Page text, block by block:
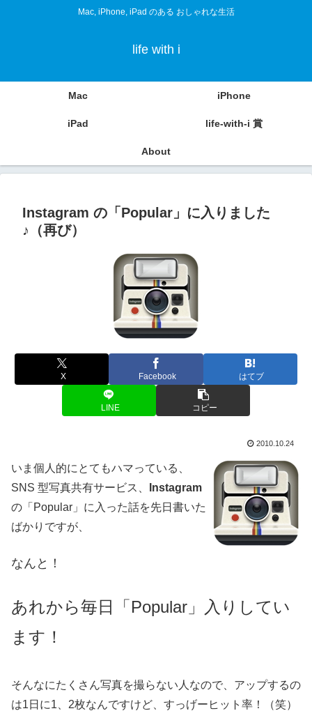
Mac, iPhone, iPad のある おしゃれな生活
life with i
Mac iPhone
iPad life-with-i 賞
About
Instagram の「Popular」に入りました
♪（再び）
X Facebook はてブ
LINE コピー
2010.10.24
いま個人的にとてもハマっている、
SNS 型写真共有サービス、
Instagram
の「Popular」に入った話を先日書いた
ばかりですが、
なんと！
あれから毎日「Popular」入りしてい
ます！
そんなにたくさん写真を撮らない人なので、アップするの
は1日に1、2枚なんですけど、すっげーヒット率！（笑）